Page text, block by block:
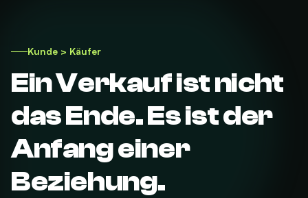
Kunde > Käufer
Ein Verkauf ist nicht
das Ende. Es ist der
Anfang einer
Beziehung.